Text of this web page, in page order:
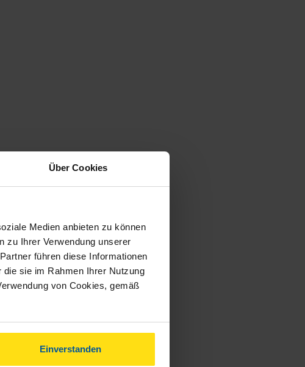
Über Cookies
Medien anbieten zu können
zu Ihrer Verwendung unserer
führen diese Informationen
sie im Rahmen Ihrer Nutzung
von Cookies, gemäß
Einverstanden